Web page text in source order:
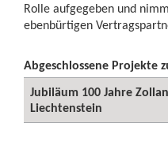
Rolle aufgegeben und
ebenbürtigen
Abgeschlossene Projekte
Jubiläum 100 Jahre
Liechtenstein